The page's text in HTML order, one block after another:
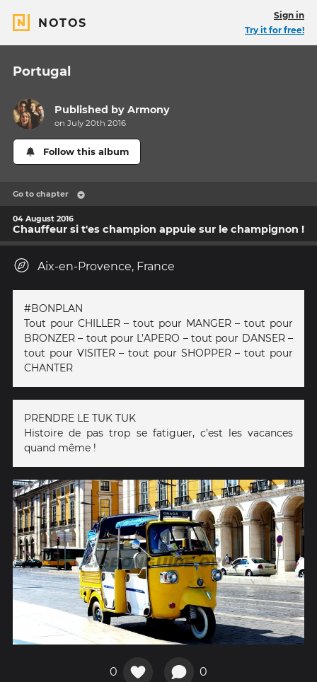
NOTOS
Sign in
Try it for free!
Portugal
Published byArmony
on July 20th 2016
Follow this album
Go to chapter
04 August 2016
Chauffeur si t'es champion appuie sur le champignon !
Aix-en-Provence, France
#BONPLAN
Tout pour CHILLER – tout pour MANGER – tout pour
BRONZER – tout pour L’APERO – tout pour DANSER –
tout pour VISITER – tout pour SHOPPER – tout pour
CHANTER
PRENDRE LE TUK TUK
Histoire de pas trop se fatiguer, c’est les vacances
quand même !
0 0